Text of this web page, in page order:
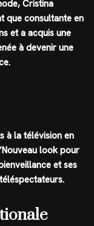
Cristina
que consultante en
et a acquis une
à devenir une
à la télévision en
look pour
et ses